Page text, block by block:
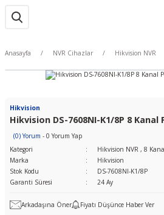
Anasayfa NVR Cihazlar Hikvision NVR
Hikvision
Hikvision DS-7608NI-K1/8P 8 Kanal
(0) Yorum - 0 Yorum Yap
Kategori
Hikvision NVR , 8
Marka
Hikvision
Stok Kodu
DS-7608NI-K1/8P
Garanti Süresi
24 Ay
Arkadaşına Öner Fiyatı Düşünce Haber Ver